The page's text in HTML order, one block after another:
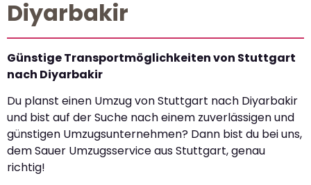
Diyarbakir
Günstige Transportmöglichkeiten von Stuttgart
nach Diyarbakir
Du planst einen Umzug von Stuttgart nach Diyarbakir
und bist auf der Suche nach einem zuverlässigen und
günstigen Umzugsunternehmen? Dann bist du bei uns,
dem Sauer Umzugsservice aus Stuttgart, genau
richtig!